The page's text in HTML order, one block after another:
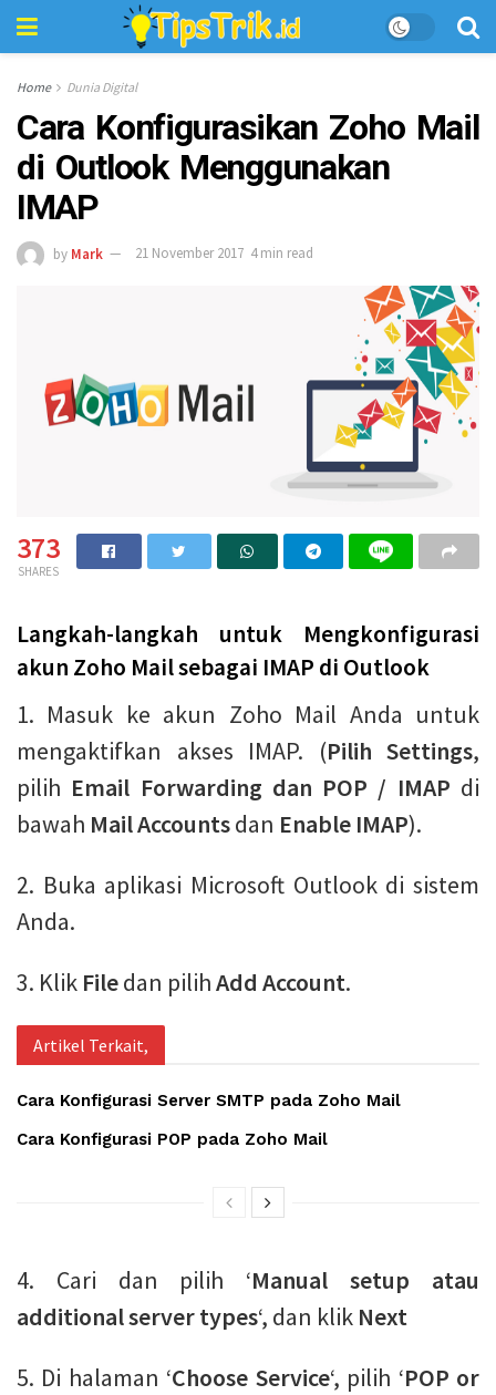
Home Dunia Digital
Cara Konfigurasikan Zoho Mail
di Outlook Menggunakan
IMAP
by Mark 21 November 2017 4 min read
373
SHARES
Langkah-langkah untuk Mengkonfigurasi
akun Zoho Mail sebagai IMAP di Outlook
1. Masuk ke akun Zoho Mail Anda untuk
mengaktifkan akses IMAP. (Pilih Settings,
pilih Email Forwarding dan POP / IMAP di
bawah Mail Accountsdan Enable IMAP).
2. Buka aplikasi Microsoft Outlook di sistem
Anda.
3. Klik Filedan pilihAdd Account.
Artikel Terkait,
Cara Konfigurasi Server SMTP pada Zoho Mail
Cara Konfigurasi POP pada Zoho Mail
4. Cari dan pilih ‘Manual setup atau
additional server types‘, dan klik Next
5. Di halaman ‘Choose Service‘, pilih ‘POP or